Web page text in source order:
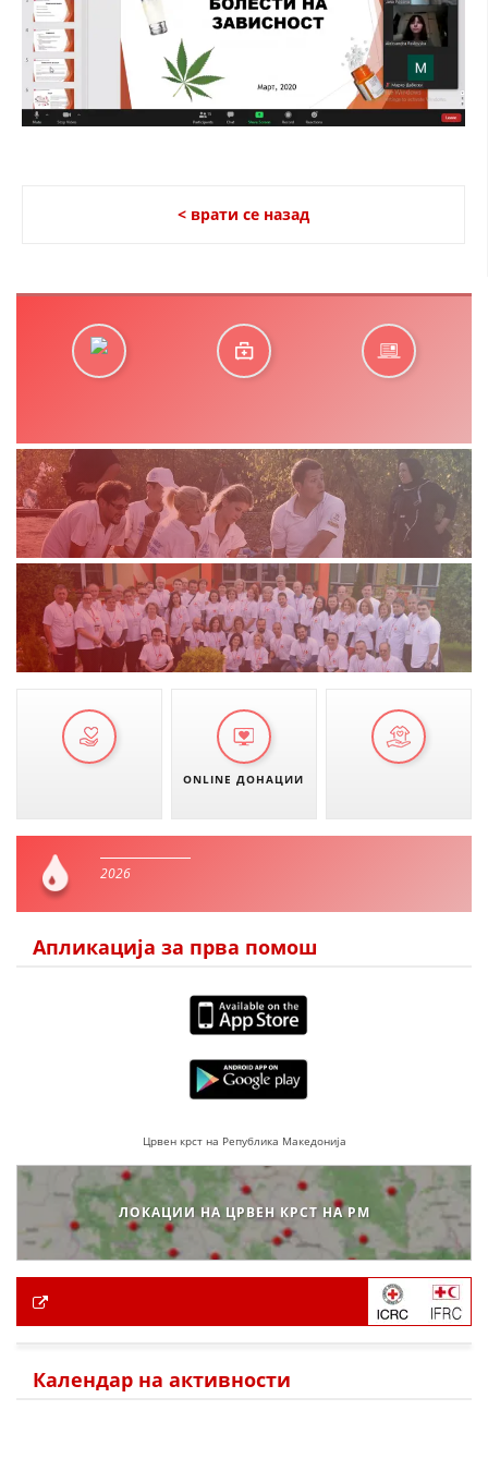
< врати се назад
ONLINE ДОНАЦИИ
2026
Апликација за прва помош
Црвен крст на Република Македонија
ЛОКАЦИИ НА ЦРВЕН КРСТ НА РМ
Календар на активности